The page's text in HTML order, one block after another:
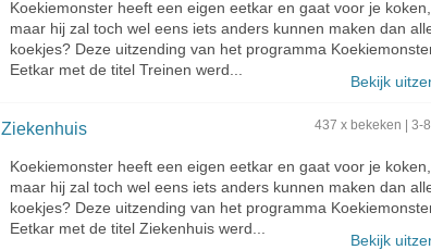
Koekiemonster heeft een eigen eetkar en gaat voor je koken,
maar hij zal toch wel eens iets anders kunnen maken dan
koekjes? Deze uitzending van het programma
Eetkar met de titel Treinen werd...
Bekijk
Ziekenhuis 437 x bekeken | 3-
Koekiemonster heeft een eigen eetkar en gaat voor je koken,
maar hij zal toch wel eens iets anders kunnen maken dan
koekjes? Deze uitzending van het programma
Eetkar met de titel Ziekenhuis werd...
Bekijk